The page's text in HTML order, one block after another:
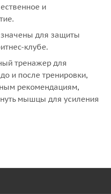
и
для защиты
клубе.
тренажер для
и после тренировки,
рекомендациям,
мышцы для усиления